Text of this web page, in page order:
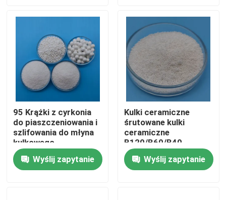
Kontrola jakości
Skontaktuj się z nami
Ceramiczne środki do piaskowania
Ceramiczne kulki do piaskowania
95 Krążki z cyrkonia
do piaszczeniowania i
szlifowania do młyna
kulkowego
planetarnego
Wyślij zapytanie
Kulki ceramiczne
śrutowane kulki
ceramiczne
B120/B60/B40
Wyślij zapytanie